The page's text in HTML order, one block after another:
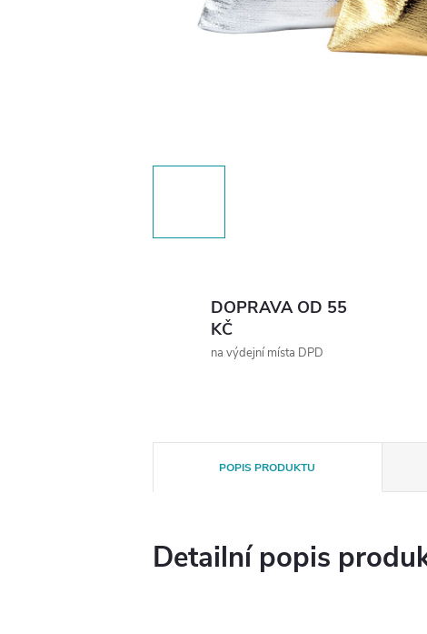
DOPRAVA OD 55
KČ
na výdejní místa DPD
POPIS PRODUKTU
Detailní popis